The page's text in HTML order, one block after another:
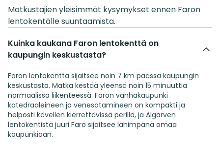
Matkustajien yleisimmät kysymykset ennen Faron
lentokentälle suuntaamista.
Kuinka kaukana Faron lentokenttä on
kaupungin keskustasta?
Faron lentokenttä sijaitsee noin 7 km päässä kaupungin
keskustasta. Matka kestää yleensä noin 15 minuuttia
normaalissa liikenteessä. Faron vanhakaupunki
katedraaleineen ja venesatamineen on kompakti ja
helposti kävellen kierrettävissä perillä, ja Algarven
lentokentistä juuri Faro sijaitsee lähimpänä omaa
kaupunkiaan.